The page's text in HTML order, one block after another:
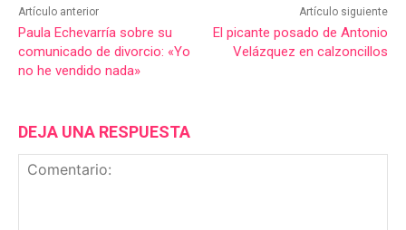
Artículo anterior
Paula Echevarría sobre su
comunicado de divorcio: «Yo
no he vendido nada»
Artículo siguiente
El picante posado de Antonio
Velázquez en calzoncillos
DEJA UNA RESPUESTA